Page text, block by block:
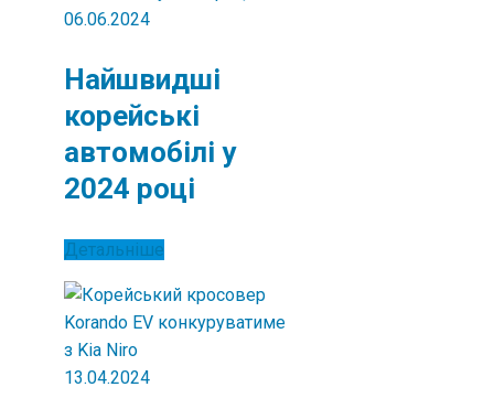
06.06.2024
Найшвидші
корейські
автомобілі у
2024 році
Детальніше
13.04.2024